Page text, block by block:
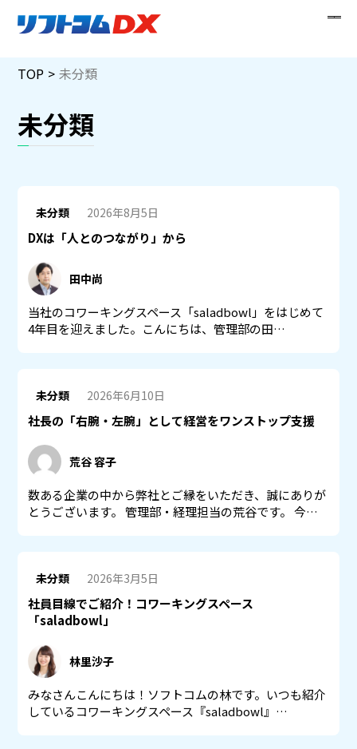
TOP 未分類
未分類
未分類
2026年8月5日
DXは「人とのつながり」から
田中尚
当社のコワーキングスペース「saladbowl」をはじめて
4年目を迎えました。こんにちは、管理部の田…
未分類 2026年6月10日
社長の「右腕・左腕」として経営をワンストップ支援
荒谷 容子
数ある企業の中から弊社とご縁をいただき、誠にありが
とうございます。 管理部・経理担当の荒谷です。 今…
未分類 2026年3月5日
社員目線でご紹介！コワーキングスペース
「saladbowl」
林里沙子
みなさんこんにちは！ソフトコムの林です。いつも紹介
しているコワーキングスペース『saladbowl』…